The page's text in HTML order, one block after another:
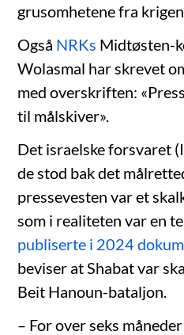
grusomhetene fra
Også NRKs Midtøsten-
Wolasmal har skrevet
med overskriften:
til målskiver».
Det israelske forsvaret
de stod bak det
pressevesten var et
som i realiteten var en
publiserte i 2024
beviser at Shabat var
Beit Hanoun-bataljon.
– For over seks